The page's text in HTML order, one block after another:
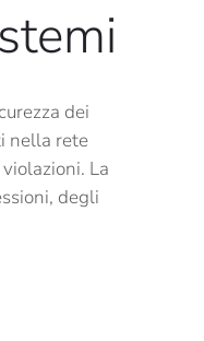
dei
nella rete
La
degli